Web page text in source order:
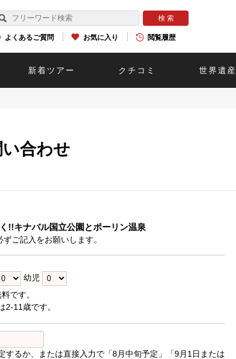
よくあるご質問 お気に入り 閲覧履歴
新着ツアー クチコミ 世界遺産
合わせ
!!キナバル国立公園とポーリン温泉
ご記入をお願いします。
幼児
です。
2-11歳です。
するか、または直接入力で「8月中旬予定」「9月1日または